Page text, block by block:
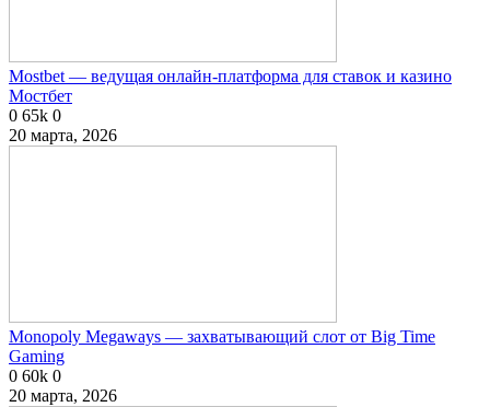
Mostbet — ведущая онлайн-платформа для ставок и казино
Мостбет
0 65k 0
20 марта, 2026
Monopoly Megaways — захватывающий слот от Big Time
Gaming
0 60k 0
20 марта, 2026